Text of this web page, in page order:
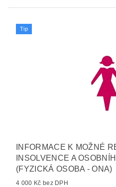
Tip
INFORMACE K MOŽNÉ
INSOLVENCE A
(FYZICKÁ OSOBA - ONA)
4 000 Kč bez DPH